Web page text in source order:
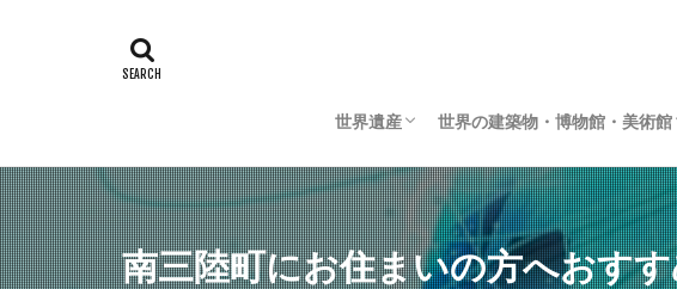
世界遺産
日本の世界遺産
海外の世界遺産
世界の建築物・博物館・美術館
日本の建築物・博物館・美術
海外の建築物・博物館・美術
南三陸町にお住まいの方へおす